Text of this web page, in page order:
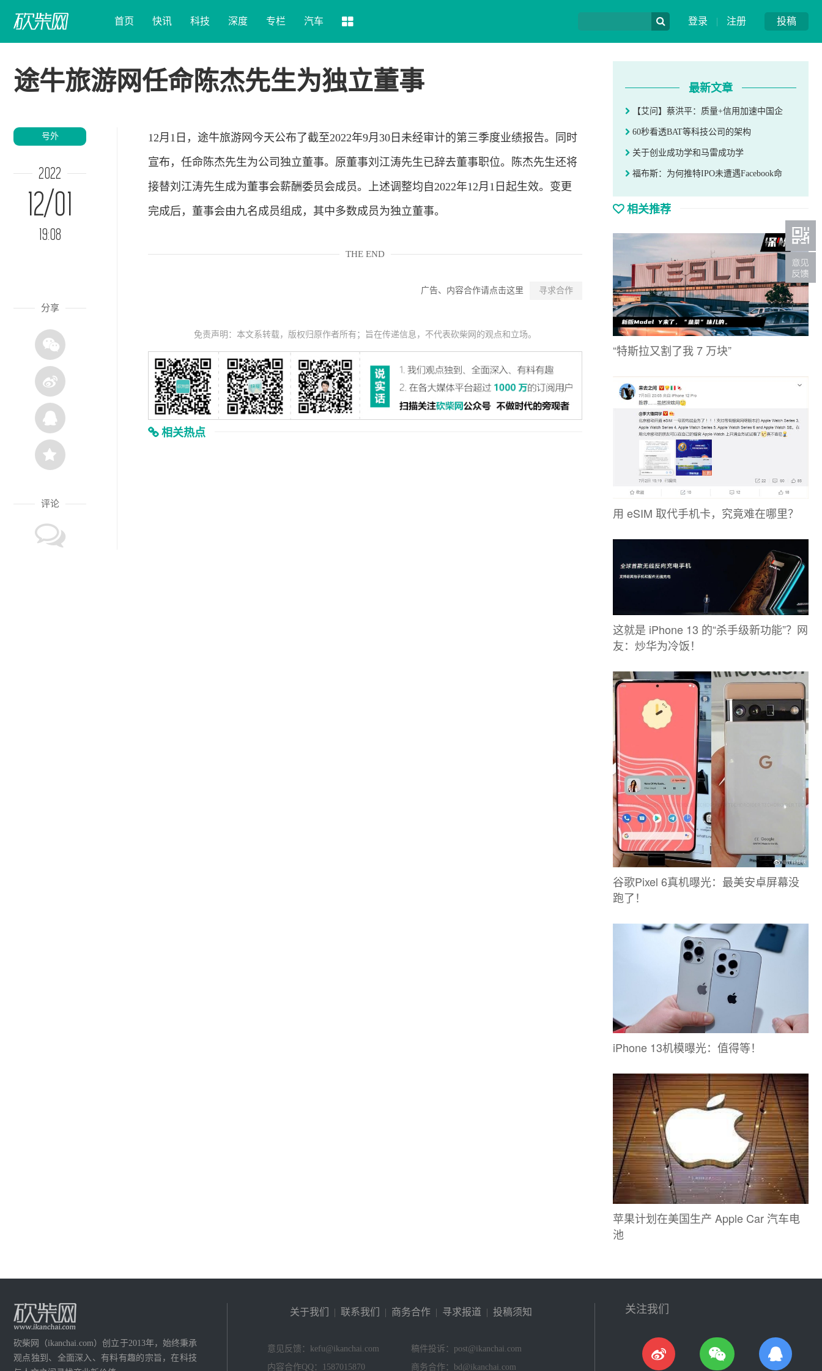
投稿
登录 | 注册
首页 快讯 科技 深度 专栏 汽车
途牛旅游网任命陈杰先生为独立董事
号外
2022
12/01
19:08
分享
评论
12月1日，途牛旅游网今天公布了截至2022年9月30日未经审计的第三季度业绩报告。同时
宣布，任命陈杰先生为公司独立董事。原董事刘江涛先生已辞去董事职位。陈杰先生还将
接替刘江涛先生成为董事会薪酬委员会成员。上述调整均自2022年12月1日起生效。变更
完成后，董事会由九名成员组成，其中多数成员为独立董事。
THE END
广告、内容合作请点击这里 寻求合作
免责声明：本文系转载，版权归原作者所有；旨在传递信息，不代表砍柴网的观点和立场。
相关热点
最新文章
【艾问】蔡洪平：质量+信用加速中国企
60秒看透BAT等科技公司的架构
关于创业成功学和马雷成功学
福布斯：为何推特IPO未遭遇Facebook命
相关推荐
“特斯拉又割了我 7 万块”
用 eSIM 取代手机卡，究竟难在哪里？
这就是 iPhone 13 的“杀手级新功能”？网
友：炒华为冷饭！
谷歌Pixel 6真机曝光：最美安卓屏幕没
跑了！
iPhone 13机模曝光：值得等！
苹果计划在美国生产 Apple Car 汽车电
池
砍柴网（ikanchai.com）创立于2013年，始终秉承
观点独到、全面深入、有料有趣的宗旨，在科技
关于我们 | 联系我们 | 商务合作 | 寻求报道 | 投稿须知
意见反馈：kefu@ikanchai.com
稿件投诉：post@ikanchai.com
内容合作QQ：1587015870
商务合作：bd@ikanchai.com
关注我们